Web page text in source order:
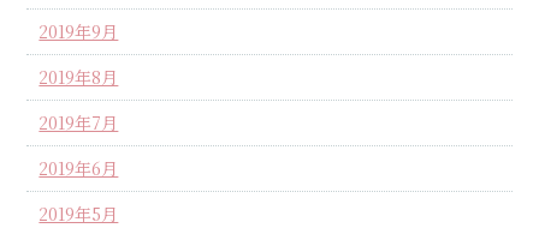
2019年9月
2019年8月
2019年7月
2019年6月
2019年5月